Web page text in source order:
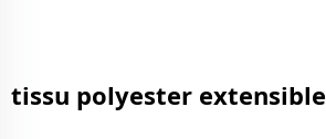
tissu polyester extensible